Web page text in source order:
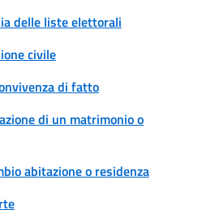
delle liste elettorali
civile
di fatto
di un matrimonio o
abitazione o residenza